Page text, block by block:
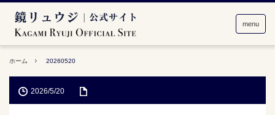
menu
ホーム 20260520
2026/5/20